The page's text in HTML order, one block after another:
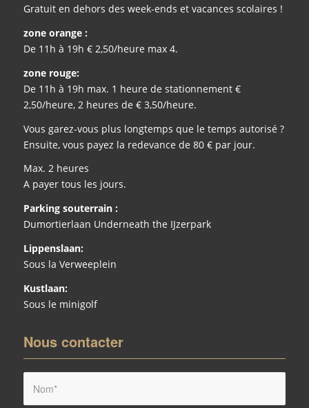
Gratuit en dehors des week-ends et vacances scolaires !
zone orange :
De 11h à 19h € 2,50/heure max 4.
zone rouge:
De 11h à 19h max. 1 heure de stationnement €
2,50/heure, 2 heures de € 3,50/heure.
Vous garez-vous plus longtemps que le temps autorisé ?
Ensuite, vous payez la redevance de 80 € par jour.
Max. 2 heures
A payer tous les jours.
Parking souterrain :
Dumortierlaan Underneath the IJzerpark
Lippenslaan:
Sous la Verweeplein
Kustlaan:
Sous le minigolf
Nous contacter